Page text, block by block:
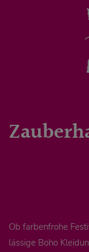
Ob farbenfrohe
lässige Boho